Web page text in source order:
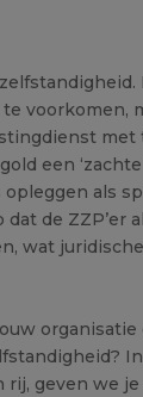
voorkomen,
een
als
de ZZP’er
wat
organisatie
geven we